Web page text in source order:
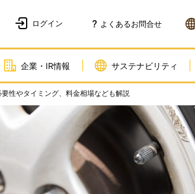
よくあるお問合せ
企業・IR情報 サステナビリティ
性やタイミング、料金相場なども解説